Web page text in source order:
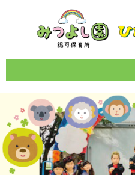
サイトマップ
園のご案内
1日の流れ
年間イベント